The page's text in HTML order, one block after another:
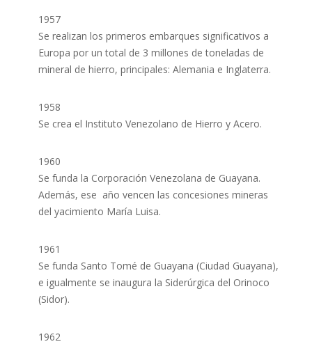
1957
Se realizan los primeros embarques significativos a
Europa por un total de 3 millones de toneladas de
mineral de hierro, principales: Alemania e Inglaterra.
1958
Se crea el Instituto Venezolano de Hierro y Acero.
1960
Se funda la Corporación Venezolana de Guayana.
Además, ese año vencen las concesiones mineras
del yacimiento María Luisa.
1961
Se funda Santo Tomé de Guayana (Ciudad Guayana),
e igualmente se inaugura la Siderúrgica del Orinoco
(Sidor).
1962